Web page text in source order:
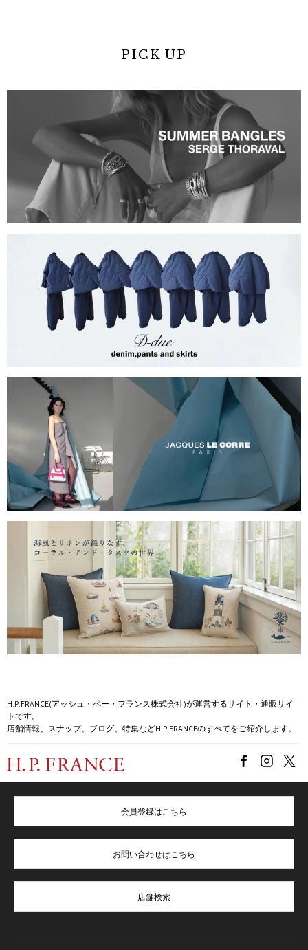
PICK UP
H.P.FRANCE(アッシュ・ペー・フランス株式会社)が運営するサイト・通販サイ
トです。
店舗情報、スナップ、ブログ、特集などH.P.FRANCEのすべてをご紹介します。
会員登録はこちら
お問い合わせはこちら
店舗検索